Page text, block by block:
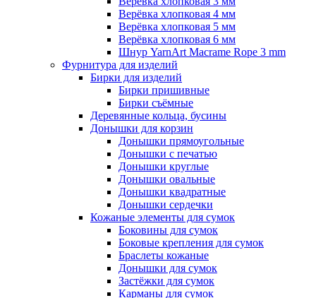
Верёвка хлопковая 4 мм
Верёвка хлопковая 5 мм
Верёвка хлопковая 6 мм
Шнур YarnArt Macrame Rope 3 mm
Фурнитура для изделий
Бирки для изделий
Бирки пришивные
Бирки съёмные
Деревянные кольца, бусины
Донышки для корзин
Донышки прямоугольные
Донышки с печатью
Донышки круглые
Донышки овальные
Донышки квадратные
Донышки сердечки
Кожаные элементы для сумок
Боковины для сумок
Боковые крепления для сумок
Браслеты кожаные
Донышки для сумок
Застёжки для сумок
Карманы для сумок